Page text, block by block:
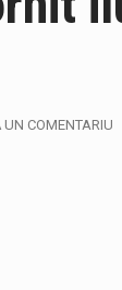
a
de
fi
spatiu de
COMENTARIU